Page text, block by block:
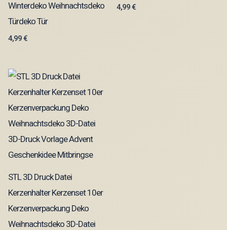
Winterdeko Weihnachtsdeko
Türdeko Tür
4,99€
4,99€
STL 3D Druck Datei
Kerzenhalter Kerzenset 10er
Kerzenverpackung Deko
Weihnachtsdeko 3D-Datei